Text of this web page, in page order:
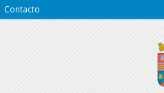
Contacto